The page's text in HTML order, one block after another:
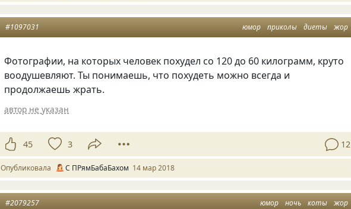
юмор приколы диеты жор
#1097031
Фотографии, на которых человек похудел со 120 до 60 килограмм, круто
воодушевляют. Ты понимаешь, что похудеть можно всегда и
продолжаешь жрать.
автор не указан
45 3 12
Опубликовала С ПРямБабаБахом 14 мар 2018
юмор ночь коты жор
#2079257